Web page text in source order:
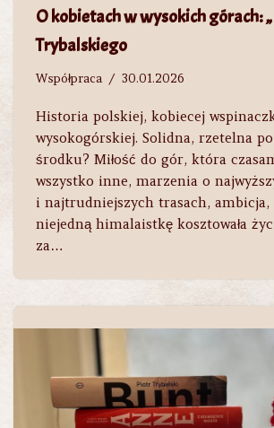
O kobietach w wysokich górach:
Trybalskiego
Współpraca 30.01.2026
Historia polskiej, kobiecej
wysokogórskiej. Solidna, rzetelna
środku? Miłość do gór, która
wszystko inne, marzenia o
i najtrudniejszych trasach,
niejedną himalaistkę kosztowała
za…